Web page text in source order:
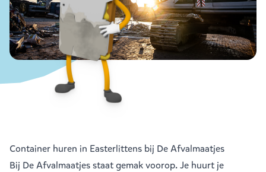
Container huren in Easterlittens bij De Afvalmaatjes
Bij De Afvalmaatjes staat gemak voorop. Je huurt je